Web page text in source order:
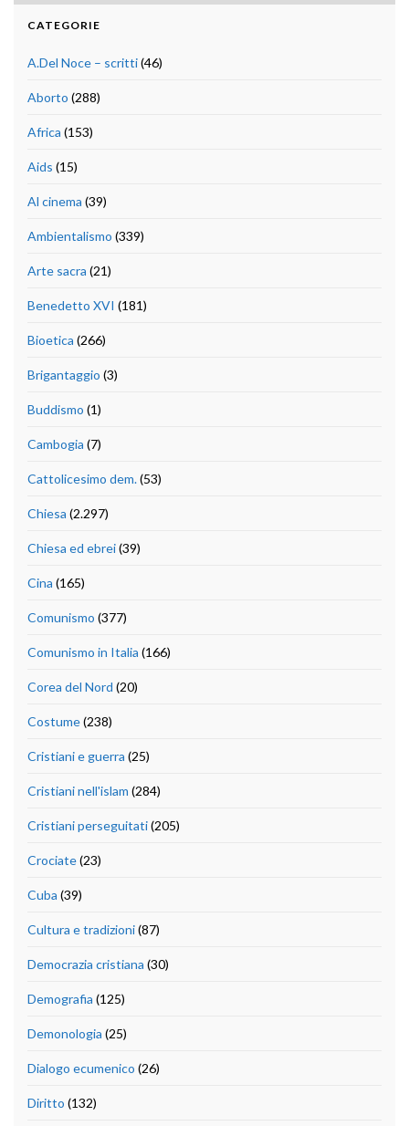
CATEGORIE
A.Del Noce – scritti(46)
Aborto (288)
Africa (153)
Aids (15)
Al cinema (39)
Ambientalismo (339)
Arte sacra (21)
Benedetto XVI (181)
Bioetica (266)
Brigantaggio (3)
Buddismo (1)
Cambogia (7)
Cattolicesimo dem.(53)
Chiesa (2.297)
Chiesa ed ebrei(39)
Cina (165)
Comunismo (377)
Comunismo in Italia (166)
Corea del Nord (20)
Costume(238)
Cristiani e guerra (25)
Cristiani nell'islam (284)
Cristiani perseguitati(205)
Crociate(23)
Cuba (39)
Cultura e tradizioni(87)
Democrazia cristiana (30)
Demografia (125)
Demonologia (25)
Dialogo ecumenico (26)
Diritto (132)